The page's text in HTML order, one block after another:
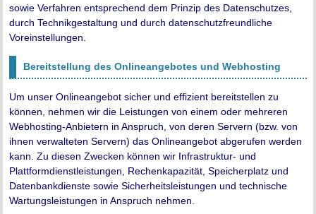
sowie Verfahren entsprechend dem Prinzip des Datenschutzes,
durch Technikgestaltung und durch datenschutzfreundliche
Voreinstellungen.
Bereitstellung des Onlineangebotes und Webhosting
Um unser Onlineangebot sicher und effizient bereitstellen zu
können, nehmen wir die Leistungen von einem oder mehreren
Webhosting-Anbietern in Anspruch, von deren Servern (bzw. von
ihnen verwalteten Servern) das Onlineangebot abgerufen werden
kann. Zu diesen Zwecken können wir Infrastruktur- und
Plattformdienstleistungen, Rechenkapazität, Speicherplatz und
Datenbankdienste sowie Sicherheitsleistungen und technische
Wartungsleistungen in Anspruch nehmen.